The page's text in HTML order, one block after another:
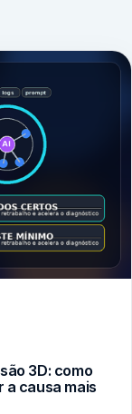
3D: como
a causa mais